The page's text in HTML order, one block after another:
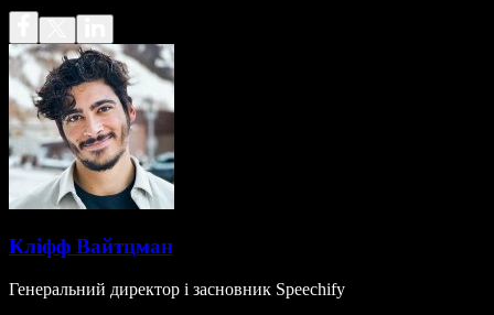
Кліфф Вайтцман
Генеральний директор і засновник Speechify